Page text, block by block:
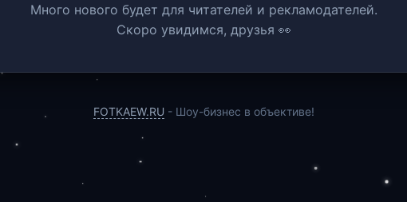
Много нового будет для читателей и рекламодателей.
Скоро увидимся, друзья 👀
FOTKAEW.RU - Шоу-бизнес в объективе!